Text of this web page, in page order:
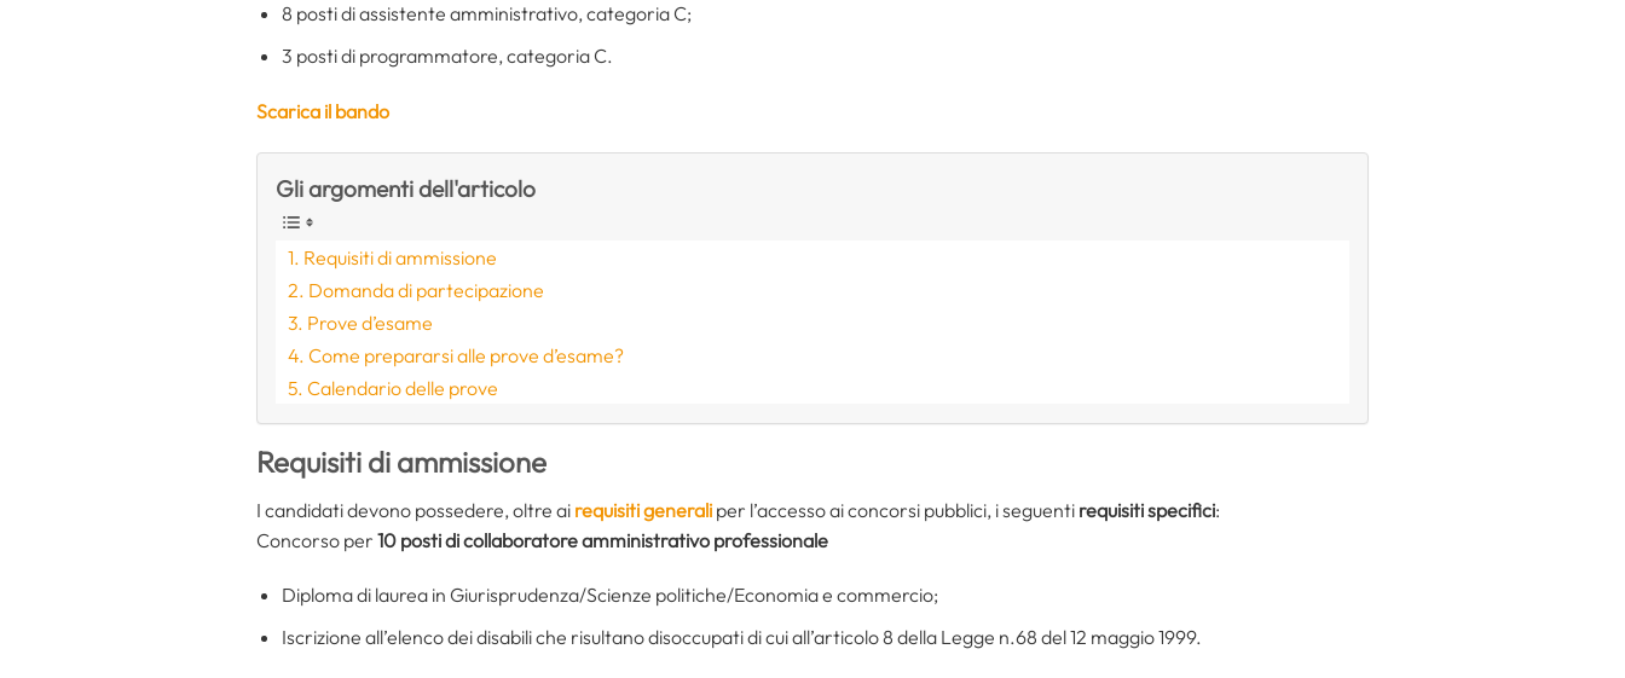
8 posti di assistente amministrativo, categoria C;
3 posti di programmatore, categoria C.
Scarica il bando
Gli argomenti dell'articolo
Requisiti di ammissione
Domanda di partecipazione
Prove d’esame
Come prepararsi alle prove d’esame?
Calendario delle prove
Requisiti di ammissione
I candidati devono possedere, oltre ai requisiti generali per l’accesso ai concorsi pubblici, i seguenti requisiti specifici:
Concorso per 10 posti di collaboratore amministrativo professionale
Diploma di laurea in Giurisprudenza/Scienze politiche/Economia e commercio;
Iscrizione all’elenco dei disabili che risultano disoccupati di cui all’articolo 8 della Legge n.68 del 12 maggio 1999.